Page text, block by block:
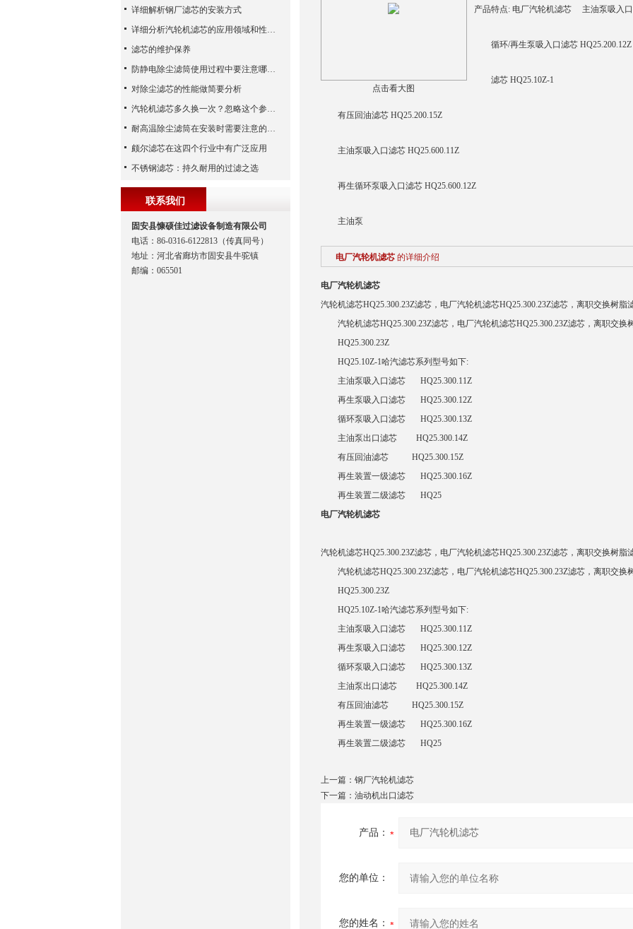
点击看大图
产品特点: 电厂汽轮机滤芯 主油泵吸入口
循环/再生泵吸入口滤芯 HQ25.200.12Z
滤芯 HQ25.10Z-1
有压回油滤芯 HQ25.200.15Z
主油泵吸入口滤芯 HQ25.600.11Z
再生循环泵吸入口滤芯 HQ25.600.12Z
主油泵
电厂汽轮机滤芯 的详细介绍
电厂汽轮机滤芯
汽轮机滤芯HQ25.300.23Z滤芯，电厂汽轮机滤芯HQ25.300.23Z滤芯，离职交换树脂
汽轮机滤芯HQ25.300.23Z滤芯，电厂汽轮机滤芯HQ25.300.23Z滤芯，离职交换
HQ25.300.23Z
HQ25.10Z-1哈汽滤芯系列型号如下:
主油泵吸入口滤芯 HQ25.300.11Z
再生泵吸入口滤芯 HQ25.300.12Z
循环泵吸入口滤芯 HQ25.300.13Z
主油泵出口滤芯 HQ25.300.14Z
有压回油滤芯 HQ25.300.15Z
再生装置一级滤芯 HQ25.300.16Z
再生装置二级滤芯 HQ25
电厂汽轮机滤芯
汽轮机滤芯HQ25.300.23Z滤芯，电厂汽轮机滤芯HQ25.300.23Z滤芯，离职交换树脂
汽轮机滤芯HQ25.300.23Z滤芯，电厂汽轮机滤芯HQ25.300.23Z滤芯，离职交换
HQ25.300.23Z
HQ25.10Z-1哈汽滤芯系列型号如下:
主油泵吸入口滤芯 HQ25.300.11Z
再生泵吸入口滤芯 HQ25.300.12Z
循环泵吸入口滤芯 HQ25.300.13Z
主油泵出口滤芯 HQ25.300.14Z
有压回油滤芯 HQ25.300.15Z
再生装置一级滤芯 HQ25.300.16Z
再生装置二级滤芯 HQ25
上一篇： 钢厂汽轮机滤芯
下一篇： 油动机出口滤芯
产品：
您的单位：
您的姓名：
详细解析钢厂滤芯的安装方式
详细分析汽轮机滤芯的应用领域和性能特点
滤芯的维护保养
防静电除尘滤筒使用过程中要注意哪些事项
对除尘滤芯的性能做简要分析
汽轮机滤芯多久换一次？忽略这个参数，机组非停损失可能上百万！
耐高温除尘滤筒在安装时需要注意的事项
颇尔滤芯在这四个行业中有广泛应用
不锈钢滤芯：持久耐用的过滤之选
联系我们
固安县慷硕佳过滤设备制造有限公司
电话：86-0316-6122813（传真同号）
地址：河北省廊坊市固安县牛驼镇
邮编：065501